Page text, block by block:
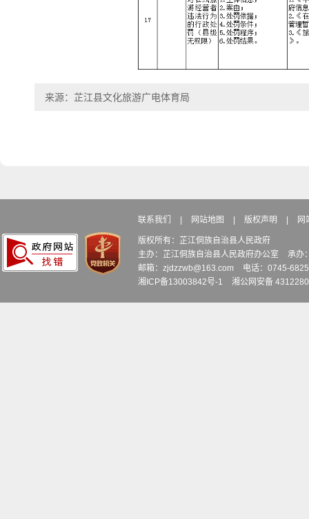
来源：芷江县文化旅游广电体育局
联系我们 | 网站地图 | 版权声明 | 网
版权所有：芷江侗族自治县人民政府
主办：芷江侗族自治县人民政府办公室
承办
邮箱：zjdzzwb@163.com
电话：0745-
湘ICP备13003842号-1
湘公网安备